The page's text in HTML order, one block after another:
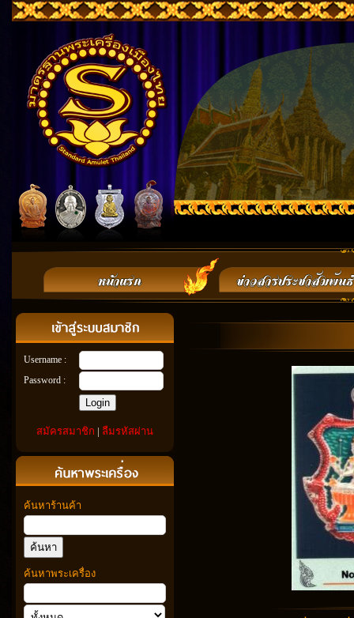
Username :
Password :
สมัครสมาชิก | ลืมรหัสผ่าน
ค้นหาร้านค้า
ค้นหาพระเครื่อง